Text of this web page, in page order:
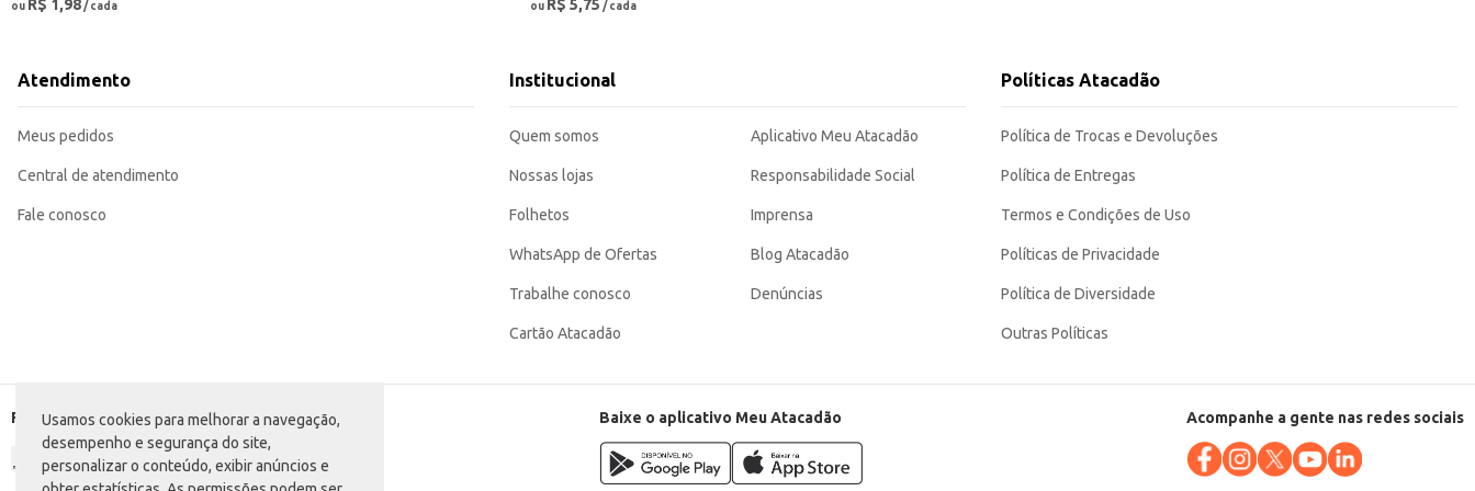
Usamos cookies para melhorar a navegação,
desempenho e segurança do site,
personalizar o conteúdo, exibir anúncios e
ou R$ 1,98/ cada ou R$ 5,75 / cada
Atendimento
Meus pedidos
Central de atendimento
Fale conosco
Institucional
Quem somos
Nossas lojas
Folhetos
WhatsApp de Ofertas
Trabalhe conosco
Cartão Atacadão
Aplicativo Meu Atacadão
Responsabilidade Social
Imprensa
Blog Atacadão
Denúncias
Políticas Atacadão
Política de Trocas e Devoluções
Política de Entregas
Termos e Condições de Uso
Políticas de Privacidade
Política de Diversidade
Outras Políticas
Formas de pagamento Baixe o aplicativo Meu Atacadão Acompanhe a gente nas redes sociais